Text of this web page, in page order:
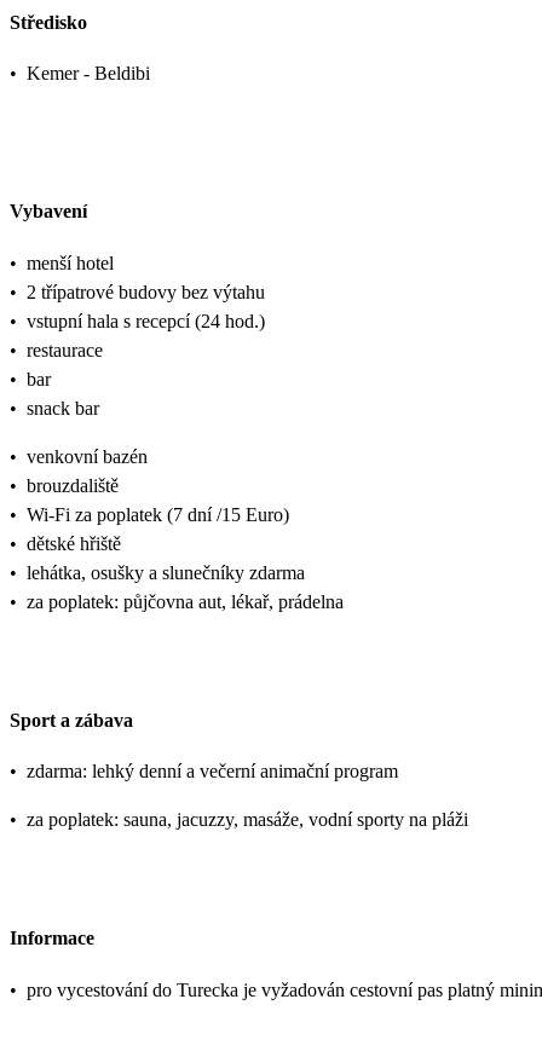
Středisko
• Kemer - Beldibi
Vybavení
• menší hotel
• 2 třípatrové budovy bez výtahu
• vstupní hala s recepcí (24 hod.)
• restaurace
• bar
• snack bar
• venkovní bazén
• brouzdaliště
• Wi-Fi za poplatek (7 dní /15 Euro)
• dětské hřiště
• lehátka, osušky a slunečníky zdarma
• za poplatek: půjčovna aut, lékař, prádelna
Sport a zábava
• zdarma: lehký denní a večerní animační program
• za poplatek: sauna, jacuzzy, masáže, vodní sporty na pláži
Informace
• pro vycestování do Turecka je vyžadován cestovní pas platný